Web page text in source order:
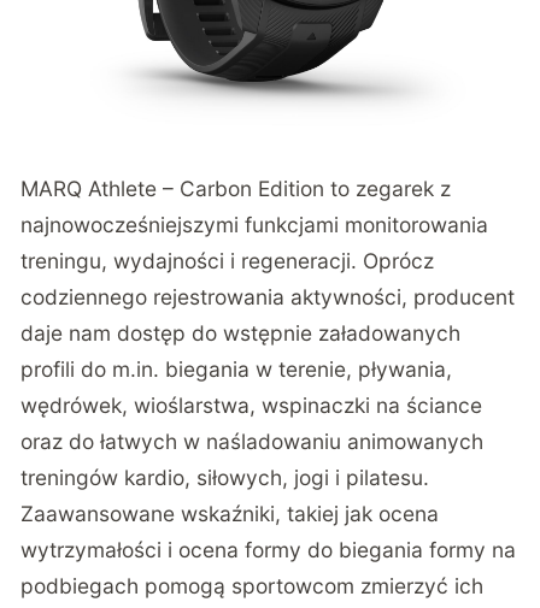
MARQ Athlete – Carbon Edition to zegarek z
najnowocześniejszymi funkcjami monitorowania
treningu, wydajności i regeneracji. Oprócz
codziennego rejestrowania aktywności, producent
daje nam dostęp do wstępnie załadowanych
profili do m.in. biegania w terenie, pływania,
wędrówek, wioślarstwa, wspinaczki na ściance
oraz do łatwych w naśladowaniu animowanych
treningów kardio, siłowych, jogi i pilatesu.
Zaawansowane wskaźniki, takiej jak ocena
wytrzymałości i ocena formy do biegania formy na
podbiegach pomogą sportowcom zmierzyć ich